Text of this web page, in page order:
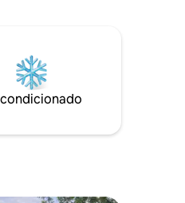
garagem, conectada
sua
disponíveis